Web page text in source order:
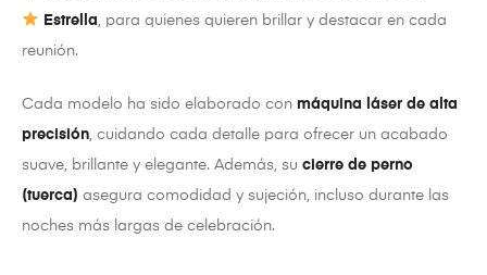
Estrella, para quienes quieren brillar y destacar en cada
reunión.
Cada modelo ha sido elaborado con máquina láser de alta
precisión, cuidando cada detalle para ofrecer un acabado
suave, brillante y elegante. Además, su cierre de perno
(tuerca) asegura comodidad y sujeción, incluso durante las
noches más largas de celebración.